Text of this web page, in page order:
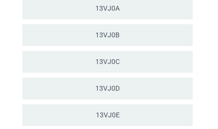
13VJ0A
13VJ0B
13VJ0C
13VJ0D
13VJ0E